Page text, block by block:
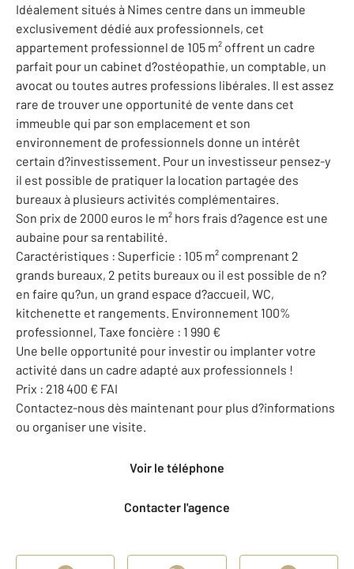
Idéalement situés à Nimes centre dans un immeuble
exclusivement dédié aux professionnels, cet
appartement professionnel de 105 m² offrent un cadre
parfait pour un cabinet d?ostéopathie, un comptable, un
avocat ou toutes autres professions libérales. Il est assez
rare de trouver une opportunité de vente dans cet
immeuble qui par son emplacement et son
environnement de professionnels donne un intérêt
certain d?investissement. Pour un investisseur pensez-y
il est possible de pratiquer la location partagée des
bureaux à plusieurs activités complémentaires.
Son prix de 2000 euros le m² hors frais d?agence est une
aubaine pour sa rentabilité.
Caractéristiques : Superficie : 105 m² comprenant 2
grands bureaux, 2 petits bureaux ou il est possible de n?
en faire qu?un, un grand espace d?accueil, WC,
kitchenette et rangements. Environnement 100%
professionnel, Taxe foncière : 1 990 €
Une belle opportunité pour investir ou implanter votre
activité dans un cadre adapté aux professionnels !
Prix : 218 400 € FAI
Contactez-nous dès maintenant pour plus d?informations
ou organiser une visite.
Voir le téléphone
Contacter l'agence